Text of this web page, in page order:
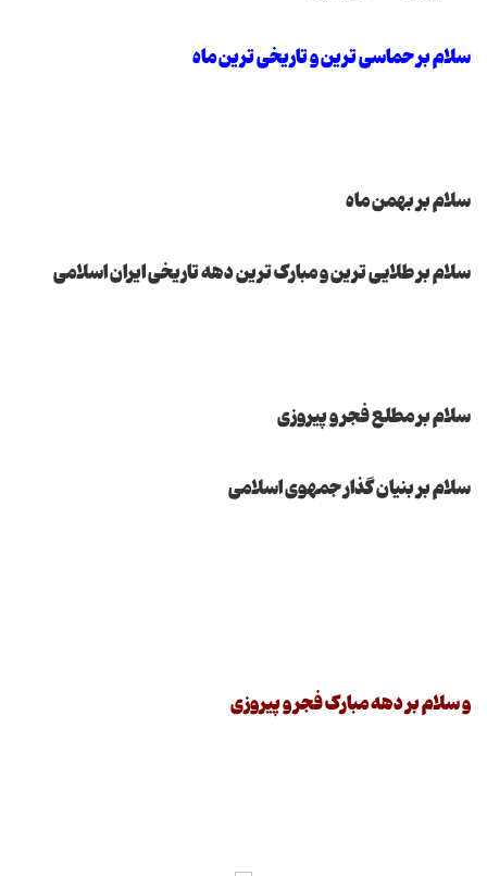
سلام بر حماسی ترین و تاریخی ترین ماه
سلام بر بهمن ماه
سلام بر طلایی ترین و مبارک ترین دهه تاریخی ایران اسلامی
سلام بر مطلع فجر و پیروزی
سلام بر بنیان گذار جمهوی اسلامی
و سلام بر دهه مبارک فجر و پیروزی